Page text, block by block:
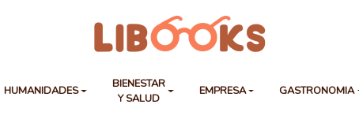
HUMANIDADES
BIENESTAR
Y SALUD
EMPRESA GASTRONOMIA